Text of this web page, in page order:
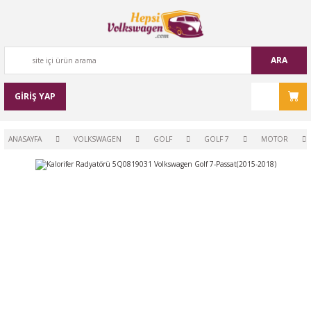
ARA
GİRİŞ YAP
ANASAYFA VOLKSWAGEN GOLF GOLF 7 MOTOR